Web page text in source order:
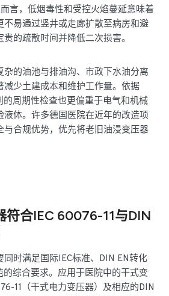
言，低烟毒性和受控火焰蔓延意味着
不易通过竖井或走廊扩散至病房和避
的疏散时间并降低二次损害。
杂的油池与排油沟、市政下水油分离
减少土建成本和维护工作量。依据
的周期性检查也更偏重于电气和机械
液体。许多德国医院在近年的改造项
与合规优势，优先将老旧油浸变压器
符合IEC 60076-11与DIN
时满足国际IEC标准、DIN EN转化
的综合要求。应用于医院中的干式变
11（干式电力变压器）及相应的DIN